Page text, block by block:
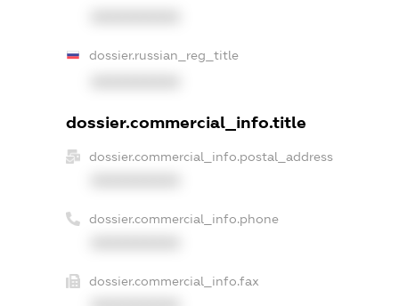
dossier.russian_reg_title
dossier.commercial_info.title
dossier.commercial_info.postal_address
dossier.commercial_info.phone
dossier.commercial_info.fax